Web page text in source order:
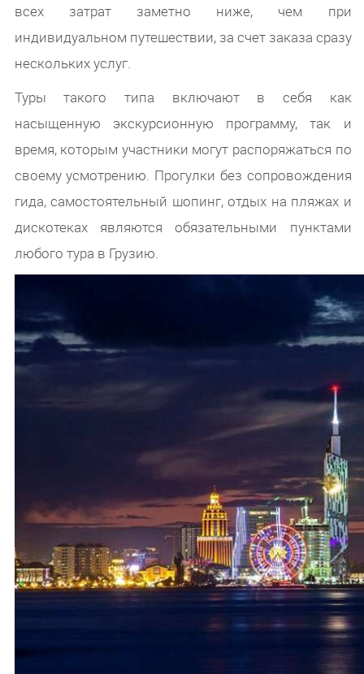
всех затрат заметно ниже, чем при
индивидуальном путешествии, за счет заказа сразу
нескольких услуг.
Туры такого типа включают в себя как
насыщенную экскурсионную программу, так и
время, которым участники могут распоряжаться по
своему усмотрению. Прогулки без сопровождения
гида, самостоятельный шопинг, отдых на пляжах и
дискотеках являются обязательными пунктами
любого тура в Грузию.